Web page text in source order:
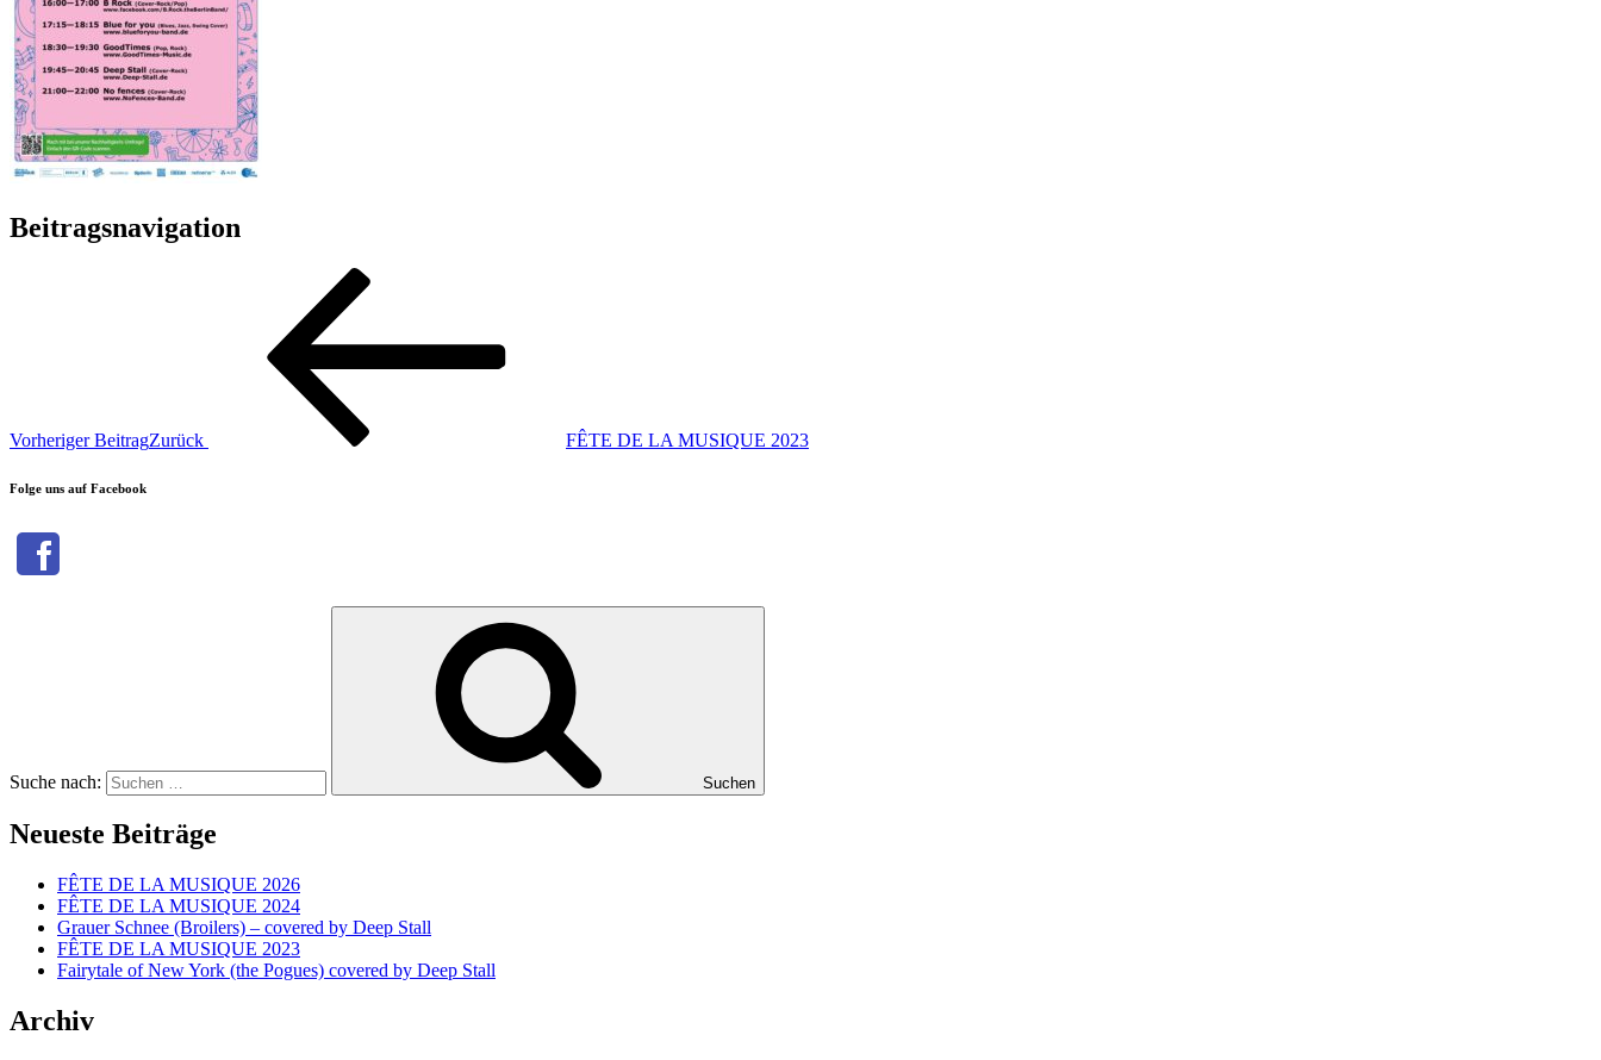
Beitragsnavigation
Vorheriger BeitragZurück FÊTE DE LA MUSIQUE 2023
Folge uns auf Facebook
Suche nach: Suchen
Neueste Beiträge
FÊTE DE LA MUSIQUE 2026
FÊTE DE LA MUSIQUE 2024
Grauer Schnee (Broilers) – covered by Deep Stall
FÊTE DE LA MUSIQUE 2023
Fairytale of New York (the Pogues) covered by Deep Stall
Archiv